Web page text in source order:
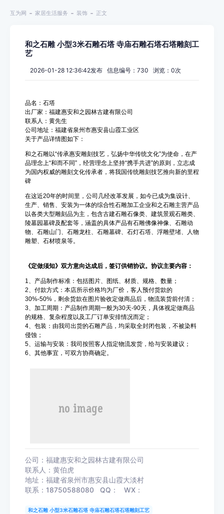
互为网 家居生活服务 装饰 正文
和之石雕 小型3米石雕石塔 寺庙石雕石塔石塔雕刻工
艺
2026-01-28 12:36:42发布 信息编号：730 浏览： 0次
品名：石塔
出厂家：福建惠安和之园林古建有限公司
联系人：黄先生
公司地址：福建省泉州市惠安县山霞工业区
关于产品详情图如下：
和之石雕以“传承惠安雕刻技艺，弘扬中华传统文化”为使命，在产
品理念上“和而不同”，经营理念上坚持“携手共进”的原则，立志成
为国内权威的雕刻文化传承者，将我国传统雕刻技艺推向新的里程
碑
在这近20年的时间里，公司几经改革发展，如今已成为集设计、
生产、销售、安装为一体的综合性石雕加工企业和之石雕主营产品
以各类大型雕刻品为主，包含古建石雕石像类、建筑景观石雕类、
陵墓园墓碑及配套等，涵盖的具体产品有石雕佛像神像、石雕动
物、石雕山门、石雕龙柱、石雕墓碑、石灯石塔、浮雕壁堵、人物
雕塑、石材喷泉等。
《定做须知》双方意向达成后，签订供销协议。协议主要内容：
1、产品制作标准：包括图片、图纸、材质、规格、数量；
2、付款方式：本店所示价格均为厂价，客人预付货款的
30%-50%，剩余货款在图片验收定做商品后，物流装货前付清；
3、加工周期：产品制作周期一般为30天-90天，具体视定做商品
的规格、复杂程度以及工厂订单安排情况而定；
4、包装：由我司出货的石雕产品，均采取全封闭包装，不被染料
侵蚀；
5、运输与安装：我司按照客人指定物流发货，给与安装建议；
6、其他事宜，可双方协商确定。
公司：福建惠安和之园林古建有限公司
联系人：黄伯虎
地址：福建省泉州市惠安县山霞大淡村
联系：18750588080 QQ： WX：
和之石雕 小型3米石雕石塔 寺庙石雕石塔石塔雕刻工艺